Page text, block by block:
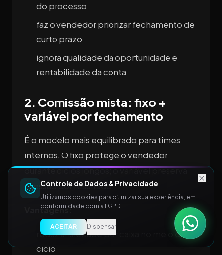
do processo
faz o vendedor priorizar fechamento de
curto prazo
ignora qualidade da oportunidade e
rentabilidade da conta
2. Comissão mista: fixo +
variável por fechamento
É o modelo mais equilibrado para times
internos. O fixo protege o vendedor
durante ciclos longos; o variável preserva
pressão por resultado.
Vantagens:
reduz ansiedade por caixa no meio do
ciclo
Controle de Dados & Privacidade
Utilizamos cookies para otimizar sua experiência, em
conformidade com a LGPD.
ACEITAR Dispensar